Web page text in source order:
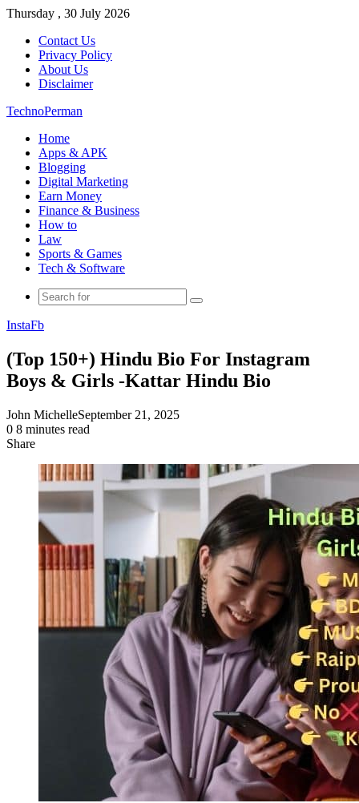
Thursday , 30 July 2026
Contact Us
Privacy Policy
About Us
Disclaimer
TechnoPerman
Home
Apps & APK
Blogging
Digital Marketing
Earn Money
Finance & Business
How to
Law
Sports & Games
Tech & Software
Search
InstaFb
(Top 150+) Hindu Bio For Instagram
Boys & Girls -Kattar Hindu Bio
John MichelleSeptember 21, 2025
0 8 minutes read
Share